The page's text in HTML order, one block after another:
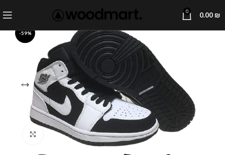
0 0.00 ₪
-59%
Click to enlarge